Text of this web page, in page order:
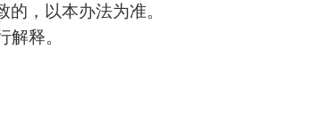
，以本办法为准。
释。